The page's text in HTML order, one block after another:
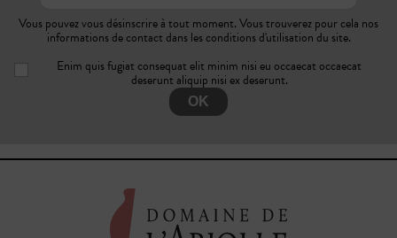
Vous pouvez vous désinscrire à tout moment. Vous trouverez pour cela nos
informations de contact dans les conditions d'utilisation du site.
Enim quis fugiat consequat elit minim nisi eu occaecat occaecat
deserunt aliquip nisi ex deserunt.
OK